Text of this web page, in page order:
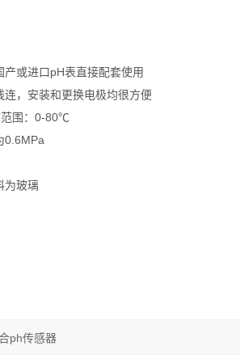
产或进口pH表直接配套使用
连，安装和更换电极均很方便
范围：0-80℃
0.6MPa
为玻璃